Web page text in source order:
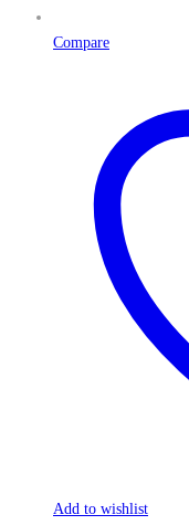
Compare
Add to wishlist